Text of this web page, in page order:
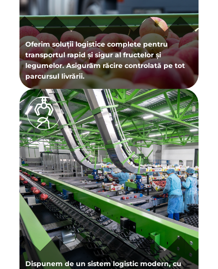
Oferim soluții logistice complete pentru
transportul rapid și sigur al fructelor și
legumelor. Asigurăm răcire controlată pe tot
parcursul livrării.
Dispunem de un sistem logistic modern, cu